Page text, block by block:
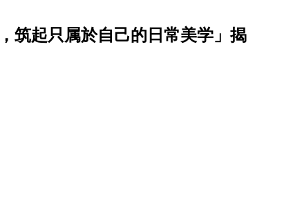
筑起只属於自己的日常美学」揭